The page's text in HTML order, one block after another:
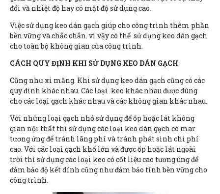
đổi vầ nhiệt độ hay có mật độ sử dụng cao.
Việc sử dụng keo dán gạch giúp cho công trình thêm phần
bền vững và chắc chắn. vì vậy có thể sử dụng keo dán gạch
cho toàn bộ không gian của công trình.
CÁCH QUY ĐỊNH KHI SỬ DỤNG KEO DÁN GẠCH
Cũng như xi măng. Khi sử dụng keo dán gạch cũng có các
quy đinh khác nhau. Các loại keo khác nhau được dùng
cho các loại gạch khác nhau và các không gian khác nhau.
Với những loại gạch nhỏ sử dụng để ốp hoặc lát không
gian nội thất thì sử dụng các loại keo dán gạch có mar
tương ứng để tránh lãng phí và tránh phát sinh chi phí
cao. Với các loại gạch khổ lớn và được ốp hoặc lát ngoài
trời thì sử dụng các loại keo có cốt liệu cao tương úng để
đảm bảo độ kết dính cũng như đảm bảo tính bền vững cho
công trình.